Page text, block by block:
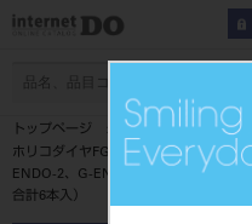
トップページ
ホリコダイヤFG GUARANT・ENDO
ENDO-2、G-ENDO-3、G-ENDO-4
合計6本入）